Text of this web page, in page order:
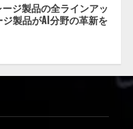
ージ製品の全ラインアッ
製品がAI分野の革新を